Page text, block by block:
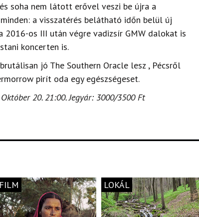
soha nem látott erővel veszi be újra a
a visszatérés belátható időn belül új
2016-os III után végre vadizsír GMW dalokat is
koncerten is.
jó The Southern Oracle lesz , Pécsről
pirít oda egy egészségeset.
20. 21:00. Jegyár: 3000/3500 Ft
FILM LOKÁL